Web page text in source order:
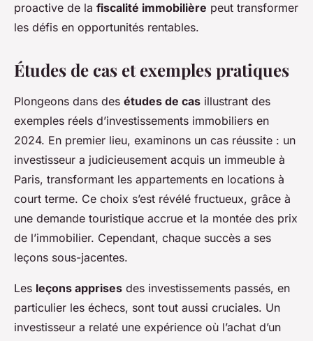
proactive de la fiscalité immobilière peut transformer
les défis en opportunités rentables.
Études de cas et exemples pratiques
Plongeons dans des études de cas illustrant des
exemples réels d’investissements immobiliers en
2024. En premier lieu, examinons un cas réussite : un
investisseur a judicieusement acquis un immeuble à
Paris, transformant les appartements en locations à
court terme. Ce choix s’est révélé fructueux, grâce à
une demande touristique accrue et la montée des prix
de l’immobilier. Cependant, chaque succès a ses
leçons sous-jacentes.
Les leçons apprises des investissements passés, en
particulier les échecs, sont tout aussi cruciales. Un
investisseur a relaté une expérience où l’achat d’un